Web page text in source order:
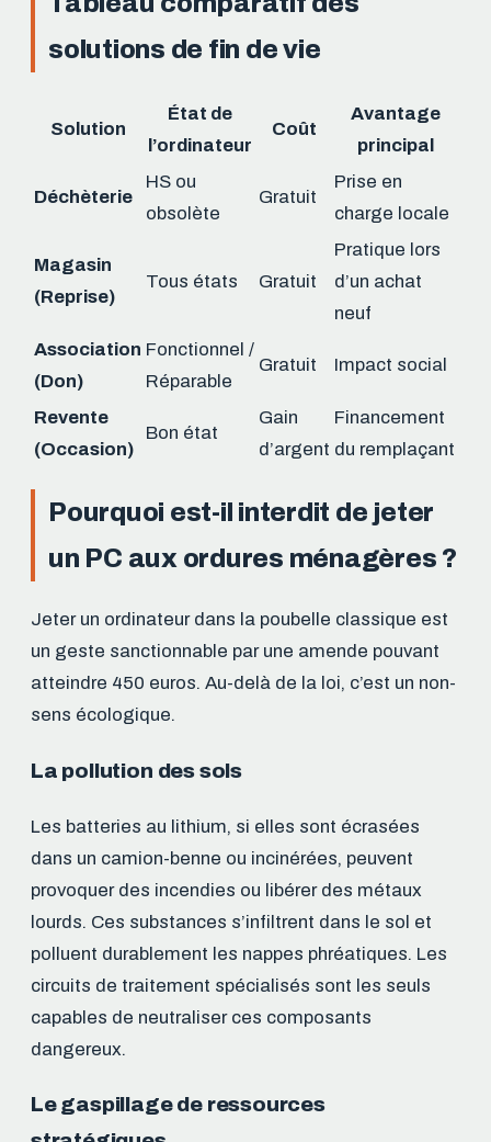
solutions de fin de vie
Solution
État de
l’ordinateur
Coût
Avantage
principal
Déchèterie
HS ou
obsolète
Gratuit
Prise en
charge locale
Magasin
(Reprise)
Tous états Gratuit
Pratique lors
d’un achat
neuf
Association
(Don)
Fonctionnel /
Réparable
Gratuit Impact social
Revente
(Occasion)
Bon état
Gain
d’argent
Financement
du remplaçant
Pourquoi est-il interdit de jeter
un PC aux ordures ménagères ?
Jeter un ordinateur dans la poubelle classique est
un geste sanctionnable par une amende pouvant
atteindre 450 euros. Au-delà de la loi, c’est un non-
sens écologique.
La pollution des sols
Les batteries au lithium, si elles sont écrasées
dans un camion-benne ou incinérées, peuvent
provoquer des incendies ou libérer des métaux
lourds. Ces substances s’infiltrent dans le sol et
polluent durablement les nappes phréatiques. Les
circuits de traitement spécialisés sont les seuls
capables de neutraliser ces composants
dangereux.
Le gaspillage de ressources